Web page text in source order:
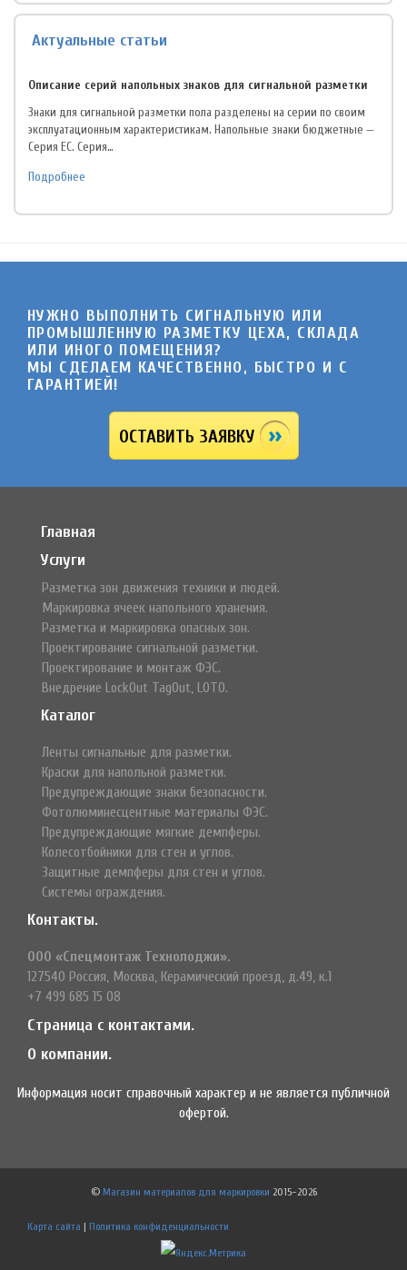
Актуальные статьи
Описание серий напольных знаков для сигнальной разметки
Знаки для сигнальной разметки пола разделены на серии по своим
эксплуатационным характеристикам. Напольные знаки бюджетные —
Серия EC. Серия…
Подробнее
НУЖНО ВЫПОЛНИТЬ СИГНАЛЬНУЮ ИЛИ
ПРОМЫШЛЕННУЮ РАЗМЕТКУ ЦЕХА, СКЛАДА
ИЛИ ИНОГО ПОМЕЩЕНИЯ?
МЫ СДЕЛАЕМ КАЧЕСТВЕННО, БЫСТРО И C
ГАРАНТИЕЙ!
ОСТАВИТЬ ЗАЯВКУ
Главная
Услуги
Разметка зон движения техники и людей.
Маркировка ячеек напольного хранения.
Разметка и маркировка опасных зон.
Проектирование сигнальной разметки.
Проектирование и монтаж ФЭС.
Внедрение LockOut TagOut, LOTO.
Каталог
Ленты сигнальные для разметки.
Краски для напольной разметки.
Предупреждающие знаки безопасности.
Фотолюминесцентные материалы ФЭС.
Предупреждающие мягкие демпферы.
Колесотбойники для стен и углов.
Защитные демпферы для стен и углов.
Системы ограждения.
Контакты.
ООО «Спецмонтаж Технолоджи».
127540 Россия, Москва, Керамический проезд, д.49, к.1
+7 499 685 15 08
Страница с контактами.
О компании.
Информация носит справочный характер и не является публичной
офертой.
© Магазин материалов для маркировки 2015–2026
Карта сайта | Политика конфиденциальности